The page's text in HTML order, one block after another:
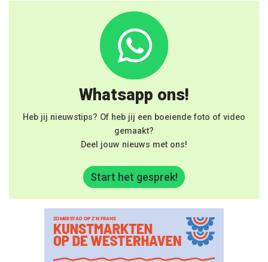
Whatsapp ons!
Heb jij nieuwstips? Of heb jij een boeiende foto of video
gemaakt?
Deel jouw nieuws met ons!
Start het gesprek!